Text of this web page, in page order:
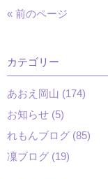
« 前のページ
カテゴリー
あおえ岡山 (174)
お知らせ (5)
れもんブログ (85)
凜ブログ (19)